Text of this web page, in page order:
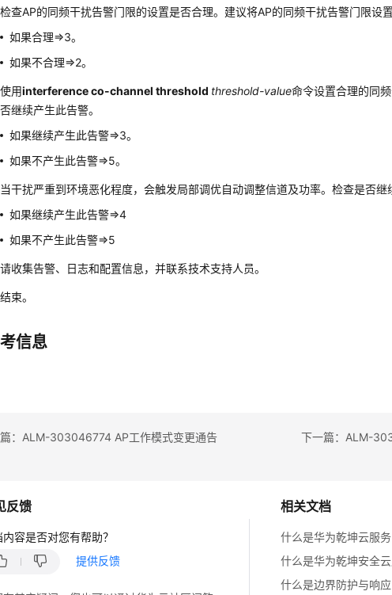
检查AP的同频干扰告警门限的设置是否合理。建议将AP的同频干扰告警门限设
如果合理=>3。
如果不合理=>2。
使用interference co-channel threshold threshold-value命令设置合理的同
否继续产生此告警。
如果继续产生此告警=>3。
如果不产生此告警=>5。
当干扰严重到环境恶化程度，会触发局部调优自动调整信道及功率。检查是否继
如果继续产生此告警=>4
如果不产生此告警=>5
请收集告警、日志和配置信息，并联系技术支持人员。
结束。
信息
篇：ALM-303046774 AP工作模式变更通告 下一篇：ALM-
相关文档
什么是华为乾坤云服务
什么是华为乾坤安全
什么是边界防护与响应
反馈
容是否对您有帮助？
提供反馈